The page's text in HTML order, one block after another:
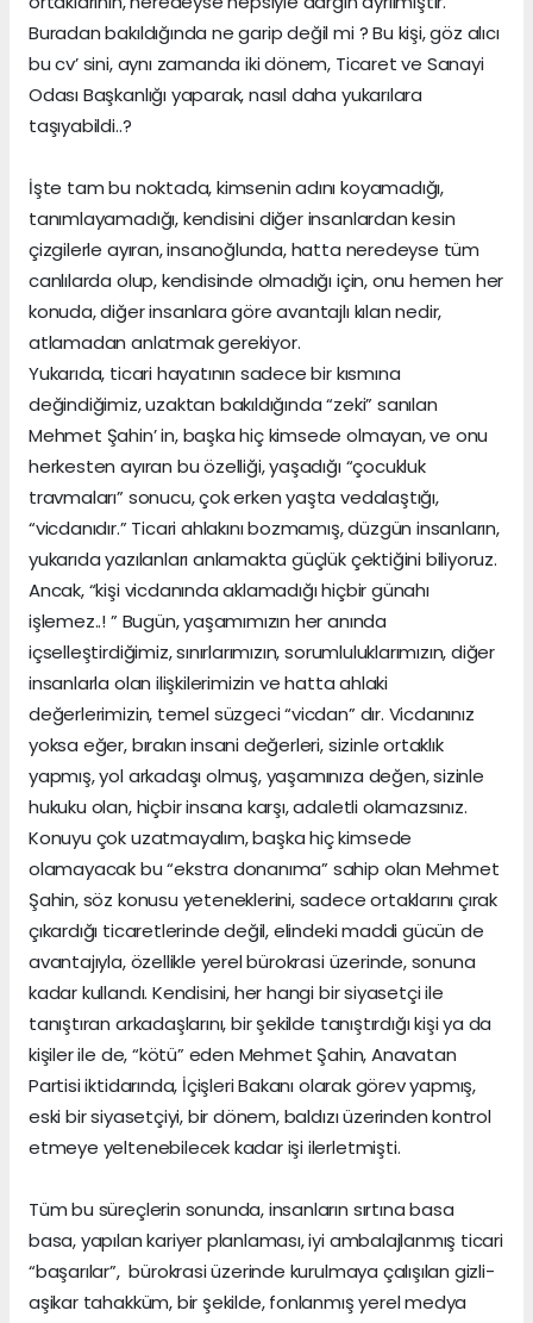
Buradan bakıldığında ne garip değil mi ? Bu kişi, göz alıcı
bu cv’ sini, aynı zamanda iki dönem, Ticaret ve Sanayi
Odası Başkanlığı yaparak, nasıl daha yukarılara
taşıyabildi..?
İşte tam bu noktada, kimsenin adını koyamadığı,
tanımlayamadığı, kendisini diğer insanlardan kesin
çizgilerle ayıran, insanoğlunda, hatta neredeyse tüm
canlılarda olup, kendisinde olmadığı için, onu hemen her
konuda, diğer insanlara göre avantajlı kılan nedir,
atlamadan anlatmak gerekiyor.
Yukarıda, ticari hayatının sadece bir kısmına
değindiğimiz, uzaktan bakıldığında “zeki” sanılan
Mehmet Şahin’ in, başka hiç kimsede olmayan, ve onu
herkesten ayıran bu özelliği, yaşadığı “çocukluk
travmaları” sonucu, çok erken yaşta vedalaştığı,
“vicdanıdır.” Ticari ahlakını bozmamış, düzgün insanların,
yukarıda yazılanları anlamakta güçlük çektiğini biliyoruz.
Ancak, “kişi vicdanında aklamadığı hiçbir günahı
işlemez..! ” Bugün, yaşamımızın her anında
içselleştirdiğimiz, sınırlarımızın, sorumluluklarımızın, diğer
insanlarla olan ilişkilerimizin ve hatta ahlaki
değerlerimizin, temel süzgeci “vicdan” dır. Vicdanınız
yoksa eğer, bırakın insani değerleri, sizinle ortaklık
yapmış, yol arkadaşı olmuş, yaşamınıza değen, sizinle
hukuku olan, hiçbir insana karşı, adaletli olamazsınız.
Konuyu çok uzatmayalım, başka hiç kimsede
olamayacak bu “ekstra donanıma” sahip olan Mehmet
Şahin, söz konusu yeteneklerini, sadece ortaklarını çırak
çıkardığı ticaretlerinde değil, elindeki maddi gücün de
avantajıyla, özellikle yerel bürokrasi üzerinde, sonuna
kadar kullandı. Kendisini, her hangi bir siyasetçi ile
tanıştıran arkadaşlarını, bir şekilde tanıştırdığı kişi ya da
kişiler ile de, “kötü” eden Mehmet Şahin, Anavatan
Partisi iktidarında, İçişleri Bakanı olarak görev yapmış,
eski bir siyasetçiyi, bir dönem, baldızı üzerinden kontrol
etmeye yeltenebilecek kadar işi ilerletmişti.
Tüm bu süreçlerin sonunda, insanların sırtına basa
basa, yapılan kariyer planlaması, iyi ambalajlanmış ticari
“başarılar”, bürokrasi üzerinde kurulmaya çalışılan gizli-
aşikar tahakküm, bir şekilde, fonlanmış yerel medya